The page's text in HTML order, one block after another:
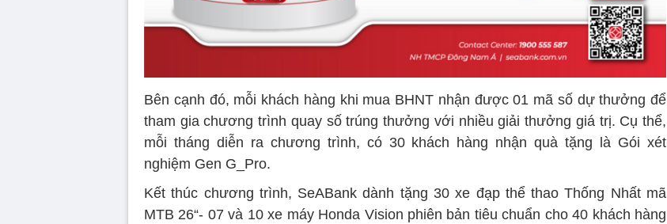
Bên cạnh đó, mỗi khách hàng khi mua BHNT nhận được 01 mã số dự thưởng để
tham gia chương trình quay số trúng thưởng với nhiều giải thưởng giá trị. Cụ thể,
mỗi tháng diễn ra chương trình, có 30 khách hàng nhận quà tặng là Gói xét
nghiệm Gen G_Pro.
Kết thúc chương trình, SeABank dành tặng 30 xe đạp thể thao Thống Nhất mã
MTB 26“- 07 và 10 xe máy Honda Vision phiên bản tiêu chuẩn cho 40 khách hàng